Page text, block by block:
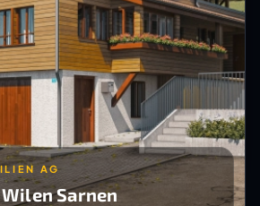
AG
Wilen Sarnen